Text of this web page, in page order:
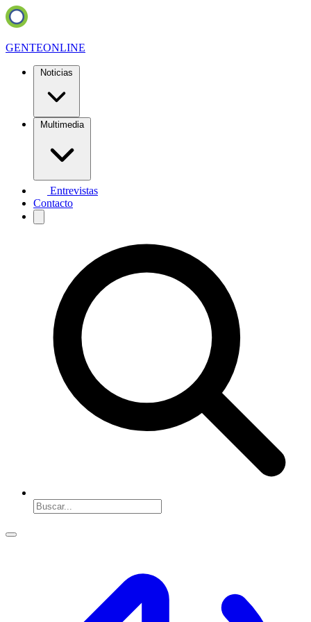
GENTEONLINE
Noticias
Multimedia
Entrevistas
Contacto